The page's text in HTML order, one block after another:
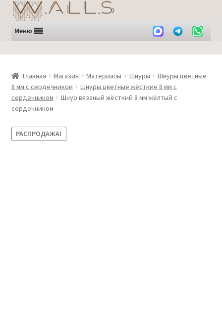
Перейти
к
навигации
Перейти
к
содержимому
Меню
Главная Магазин Материалы Шнуры
Шнуры цветные
8 мм с сердечником
Шнуры цветные жёсткие 8 мм с
сердечником
Шнур вязаный жёсткий 8 мм жёлтый с
сердечником
РАСПРОДАЖА!